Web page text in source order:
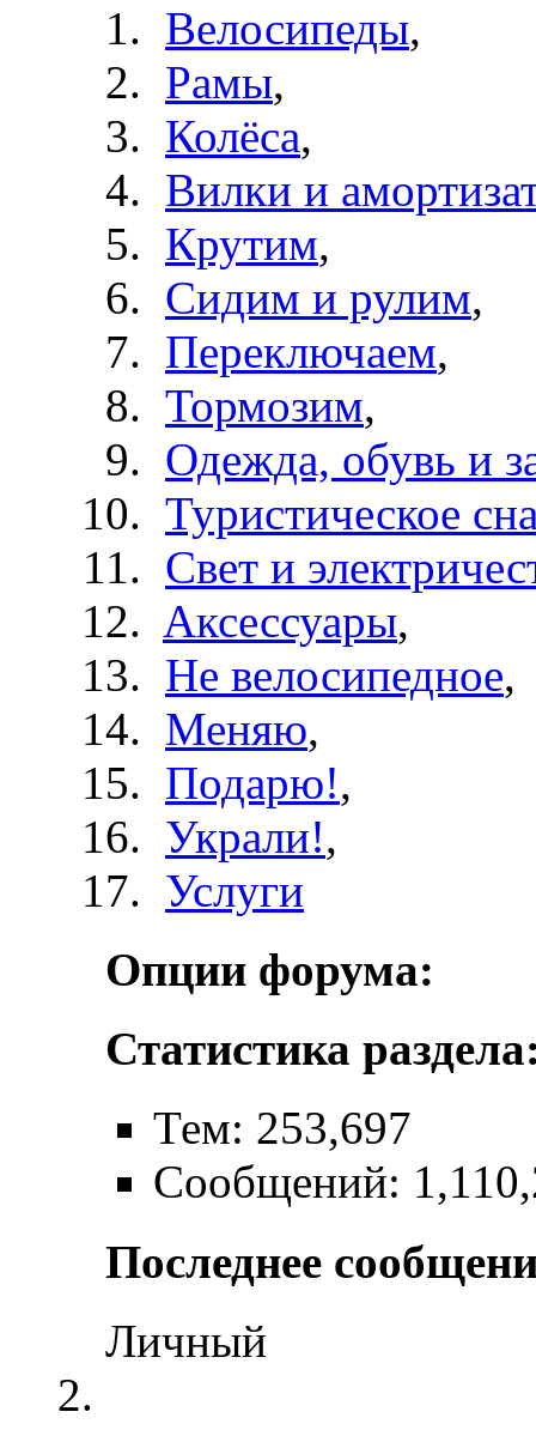
Велосипеды,
Рамы,
Колёса,
Вилки и
Крутим,
Сидим и рулим,
Переключаем,
Тормозим,
Одежда, обувь и
Туристическое
Свет и
Aксессуары,
Не велосипедное,
Меняю,
Подарю!,
Украли!,
Услуги
Опции форума:
Статистика
Тем: 253,697
Сообщений:
Последнее
Личный